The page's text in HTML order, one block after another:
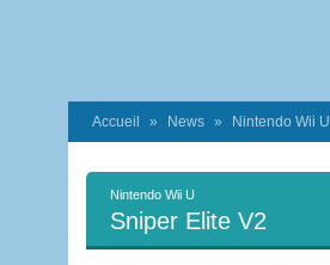
Accueil News Nintendo Wii U
Nintendo Wii U
Sniper Elite V2